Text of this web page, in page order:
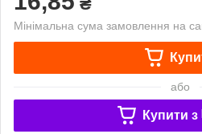
Мінімальна сума замовлення на
або
Купити з